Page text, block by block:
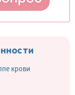
крови